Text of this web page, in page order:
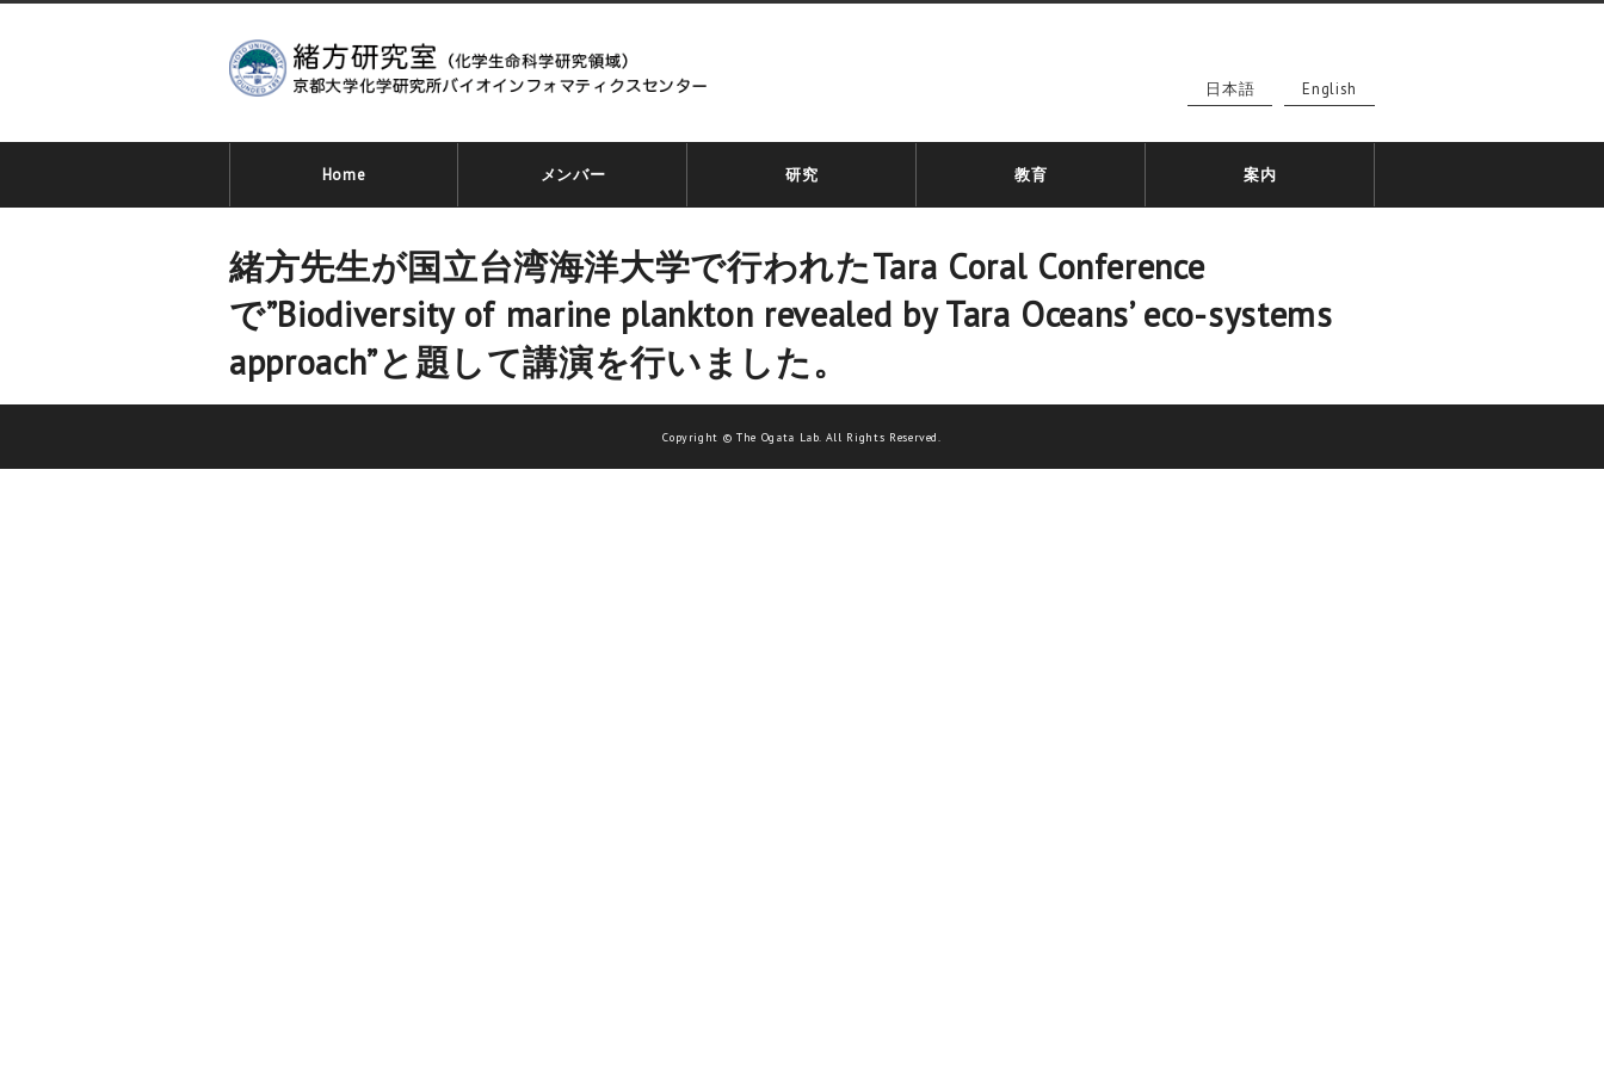
日本語 English
Home メンバー 研究 教育 案内
緒方先生が国立台湾海洋大学で行われたTara Coral Conference
で”Biodiversity of marine plankton revealed by Tara Oceans’ eco-systems
approach”と題して講演を行いました。
Copyright © The Ogata Lab. All Rights Reserved.